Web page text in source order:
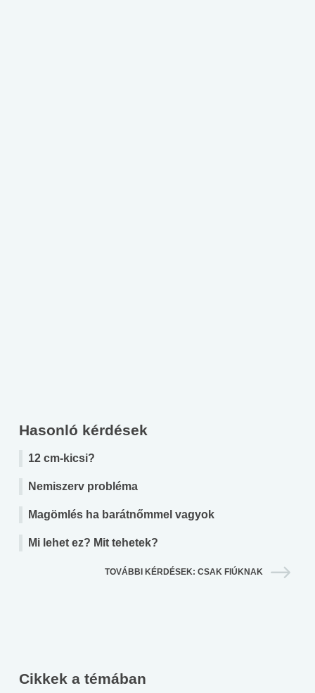
Hasonló kérdések
12 cm-kicsi?
Nemiszerv probléma
Magömlés ha barátnőmmel vagyok
Mi lehet ez? Mit tehetek?
TOVÁBBI KÉRDÉSEK: CSAK FIÚKNAK
Cikkek a témában